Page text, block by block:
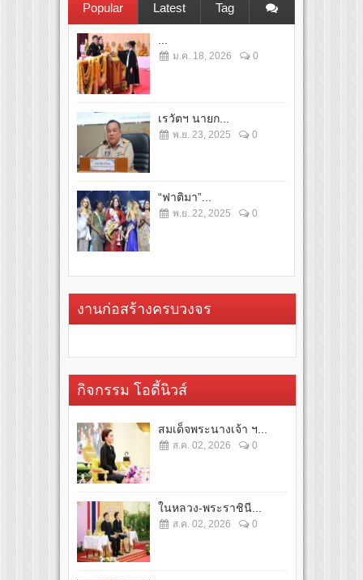
Popular Latest Tag
ม.ค. 18, 2026 0
เรวัตฯ นายก...
พ.ย. 23, 2025 0
“ฟาติมา”...
พ.ย. 22, 2025 0
งานก่อสร้างครบวงจร
กิจกรรม โอดี้นิวส์
สมเด็จพระนางเจ้า ฯ...
ส.ค. 02, 2026 0
ในหลวง-พระราชินี...
ส.ค. 02, 2026 0